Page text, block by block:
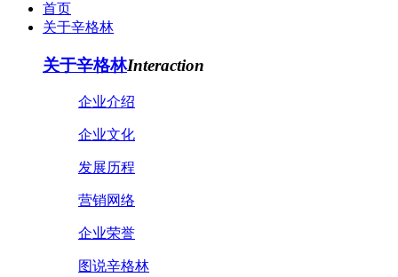
首页
关于辛格林
关于辛格林Interaction
企业介绍
企业文化
发展历程
营销网络
企业荣誉
图说辛格林